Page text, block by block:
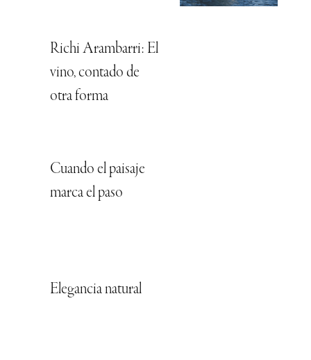
Richi Arambarri: El
vino, contado de
otra forma
Cuando el paisaje
marca el paso
Elegancia natural